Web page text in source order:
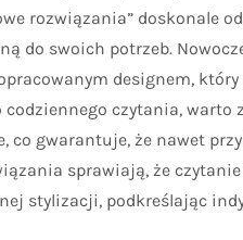
rozwiązania” doskonale
do swoich potrzeb.
designem,
codziennego czytania, warto
co gwarantuje, że nawet
sprawiają, że
stylizacji, podkreślając